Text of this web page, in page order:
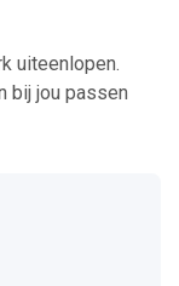
uiteenlopen.
bij jou passen